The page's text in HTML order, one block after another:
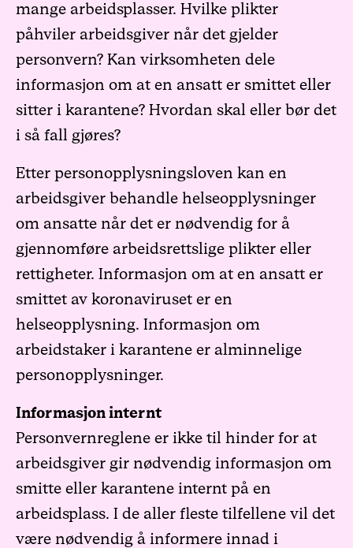
mange arbeidsplasser. Hvilke plikter
påhviler arbeidsgiver når det gjelder
personvern? Kan virksomheten dele
informasjon om at en ansatt er smittet eller
sitter i karantene? Hvordan skal eller bør det
i så fall gjøres?
Etter personopplysningsloven kan en
arbeidsgiver behandle helseopplysninger
om ansatte når det er nødvendig for å
gjennomføre arbeidsrettslige plikter eller
rettigheter. Informasjon om at en ansatt er
smittet av koronaviruset er en
helseopplysning. Informasjon om
arbeidstaker i karantene er alminnelige
personopplysninger.
Informasjon internt
Personvernreglene er ikke til hinder for at
arbeidsgiver gir nødvendig informasjon om
smitte eller karantene internt på en
arbeidsplass. I de aller fleste tilfellene vil det
være nødvendig å informere innad i